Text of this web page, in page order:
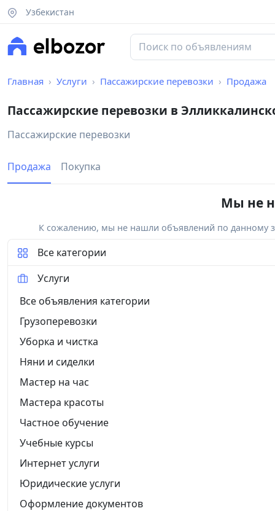
Узбекистан
Главная Услуги Пассажирские перевозки Продажа
Пассажирские перевозки в
Пассажирские перевозки
Продажа Покупка
Мы не
К сожалению, мы не нашли объявлений по данному
Все категории
Услуги
Все объявления категории
Грузоперевозки
Уборка и чистка
Няни и сиделки
Мастер на час
Мастера красоты
Частное обучение
Учебные курсы
Интернет услуги
Юридические услуги
Оформление документов